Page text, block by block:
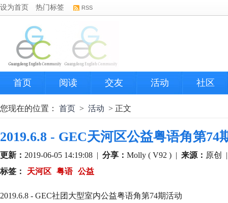
设为首页 热门标签 RSS
首页 阅读 交友 活动 社区
您现在的位置： 首页 > 活动 > 正文
2019.6.8 - GEC天河区公益粤语角第74
更新： 2019-06-05 14:19:08 | 分享： Molly ( V92 ) | 来源： 原创
标签：
天河区 粤语 公益
2019.6.8 - GEC社团大型室内公益粤语角第74期活动